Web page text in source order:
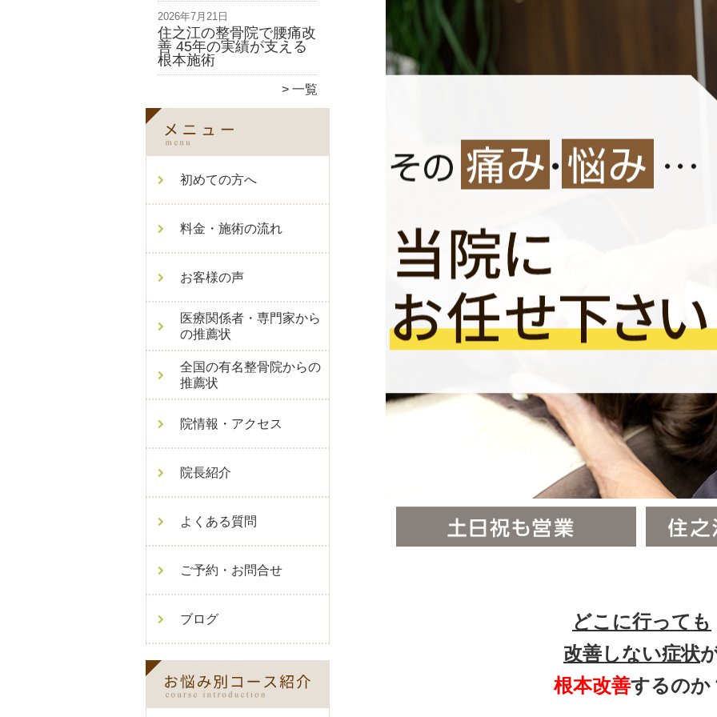
2026年7月21日
住之江の整骨院で腰痛改
善 45年の実績が支える
根本施術
一覧
初めての方へ
料金・施術の流れ
お客様の声
医療関係者・専門家から
の推薦状
全国の有名整骨院からの
推薦状
院情報・アクセス
院長紹介
よくある質問
ご予約・お問合せ
ブログ
どこに行っても
改善しない症状
根本改善するのか